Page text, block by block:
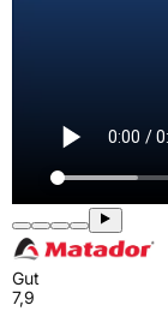
Gut
7,9